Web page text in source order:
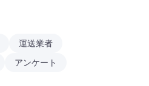
運送業者
アンケート